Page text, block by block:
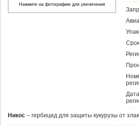
Нажмите на фотографию для увеличения
Никос – гербицид для защиты кукурузы от